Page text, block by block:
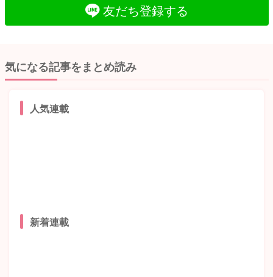
友だち登録する
気になる記事をまとめ読み
人気連載
新着連載